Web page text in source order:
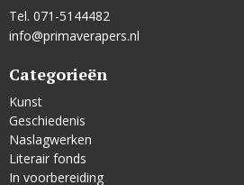
Tel. 071-5144482
info@primaverapers.nl
Categorieën
Kunst
Geschiedenis
Naslagwerken
Literair fonds
In voorbereiding